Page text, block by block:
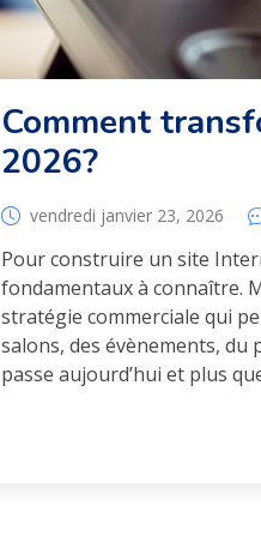
Comment
2026?
vendredi janvier 23, 2026
Pour construire un site
fondamentaux à connaître.
stratégie commerciale qui
salons, des évènements, du
passe aujourd’hui et plus